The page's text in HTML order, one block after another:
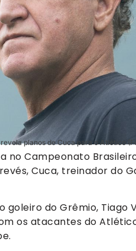
planos de Cuca para o Atlético
no Campeonato
Cuca, treinador do
do Grêmio, Tiago
os atacantes do